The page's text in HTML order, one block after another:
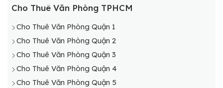
Cho Thuê Văn Phòng TPHCM
Cho Thuê Văn Phòng Quận 1
Cho Thuê Văn Phòng Quận 2
Cho Thuê Văn Phòng Quận 3
Cho Thuê Văn Phòng Quận 4
Cho Thuê Văn Phòng Quận 5